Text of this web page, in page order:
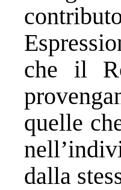
che il
quelle
dalla